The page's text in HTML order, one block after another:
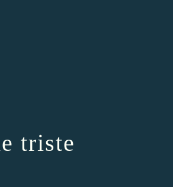
triste